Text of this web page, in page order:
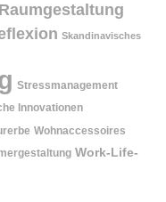
Raumgestaltung
Skandinavisches
Stressmanagement
Innovationen
Wohnaccessoires
Work-Life-